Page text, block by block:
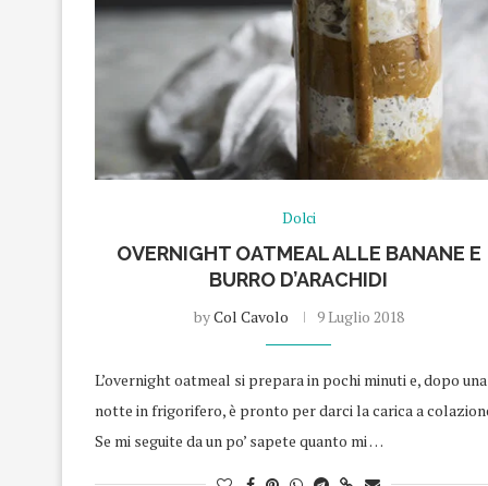
Dolci
OVERNIGHT OATMEAL ALLE BANANE E
BURRO D’ARACHIDI
byCol Cavolo 9 Luglio 2018
L’overnight oatmeal si prepara in pochi minuti e, dopo una
notte in frigorifero, è pronto per darci la carica a
Se mi seguite da un po’ sapete quanto mi …